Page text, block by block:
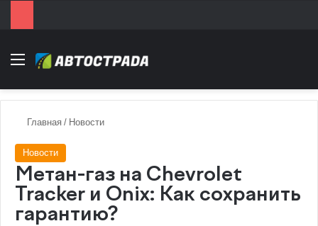
Menu
Главная / Новости
Новости
Метан-газ на Chevrolet
Tracker и Onix: Как сохранить
гарантию?